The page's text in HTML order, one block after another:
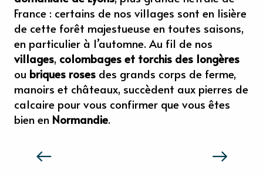
France : certains de nos villages sont en lisière
de cette forêt majestueuse en toutes saisons,
en particulier à l’automne. Au fil de nos
villages, colombages et torchis des longères
ou briques roses des grands corps de ferme,
manoirs et châteaux, succèdent aux pierres de
calcaire pour vous confirmer que vous êtes
bien en Normandie.
SENSATIONS NORMANDIE